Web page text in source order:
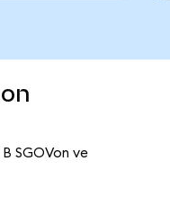
SGOVon ve